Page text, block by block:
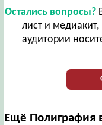
Остались вопросы?
лист и
аудитории
Ещё Полиграфия